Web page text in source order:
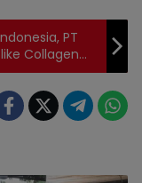
PT
Collagen